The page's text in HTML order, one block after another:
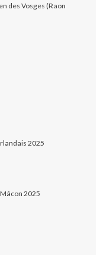
des Vosges (Raon
2025
2025